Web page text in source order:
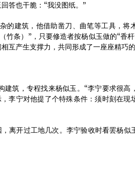
答也干脆：“我没图纸。”
建筑，他借助凿刀、曲笔等工具，将木
竹条）”，只要修造者按杨似玉做的“香
互产生支撑力，共同形成了一座座精巧的
筑，专程找来杨似玉。“李宁要求很高
李宁对他提了个特殊条件：须时刻在现
开过工地几次。李宁验收时看罢杨似